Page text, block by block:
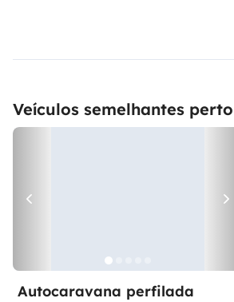
Veículos semelhantes
Autocaravana perfilada